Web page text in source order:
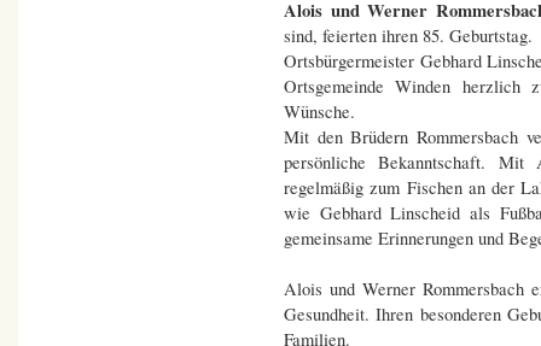
Alois und Werner
sind, feierten ihren 85. Geburtstag.
Ortsbürgermeister Gebhard
Ortsgemeinde Winden herzlich
Wünsche.
Mit den Brüdern Rommersbach
persönliche Bekanntschaft.
regelmäßig zum Fischen an der
wie Gebhard Linscheid als
gemeinsame Erinnerungen und
Alois und Werner Rommersbach
Gesundheit. Ihren besonderen
Familien.